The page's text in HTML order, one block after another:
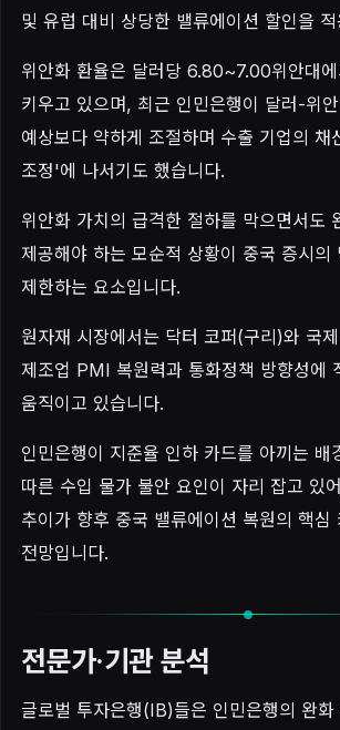
및 유럽 대비 상당한 밸류에이션 할인을
위안화 환율은 달러당 6.80~7.00위안대
키우고 있으며, 최근 인민은행이 달러-위
예상보다 약하게 조절하며 수출 기업의 채
조정'에 나서기도 했습니다.
위안화 가치의 급격한 절하를 막으면서도
제공해야 하는 모순적 상황이 중국 증시의
제한하는 요소입니다.
원자재 시장에서는 닥터 코퍼(구리)와 국
제조업 PMI 복원력과 통화정책 방향성에
움직이고 있습니다.
인민은행이 지준율 인하 카드를 아끼는 배
따른 수입 물가 불안 요인이 자리 잡고 있
추이가 향후 중국 밸류에이션 복원의 핵심
전망입니다.
전문가·기관 분석
글로벌 투자은행(IB)들은 인민은행의 완화